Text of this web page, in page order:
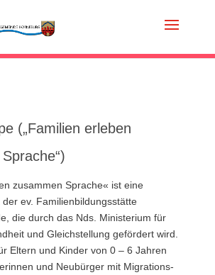
(„Familien erleben
zusammen Sprache« ist eine
ev. Familienbildungsstätte
die durch das Nds. Ministerium für
und Gleichstellung gefördert wird.
Eltern und Kinder von 0 – 6 Jahren
und Neubürger mit Migrations-